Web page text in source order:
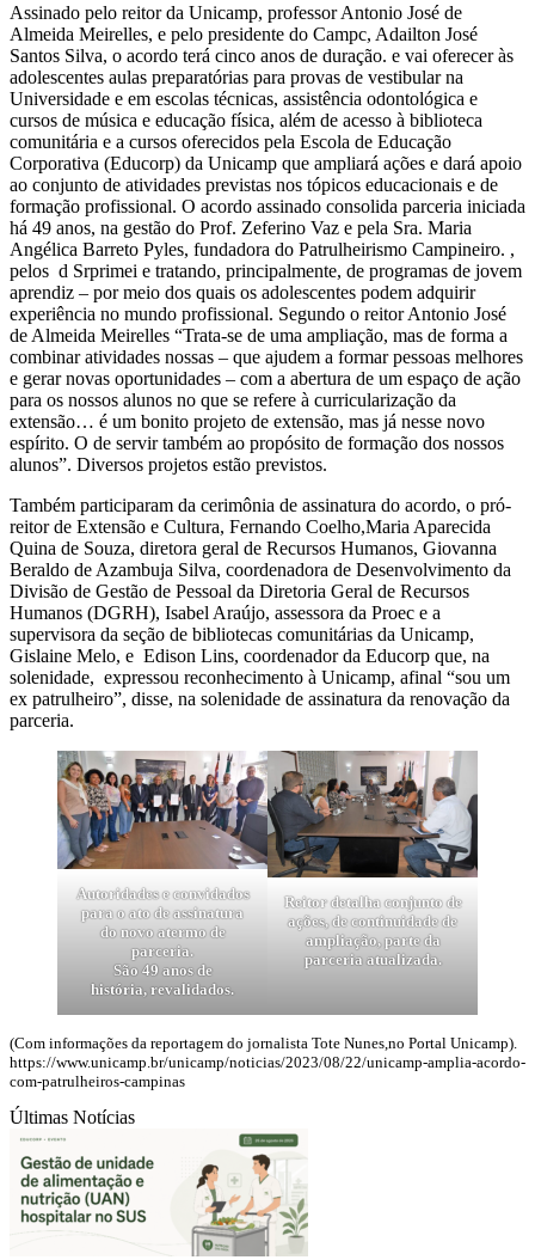
Assinado pelo reitor da Unicamp, professor Antonio José de
Almeida Meirelles, e pelo presidente do Campc, Adailton José
Santos Silva, o acordo terá cinco anos de duração. e vai oferecer às
adolescentes aulas preparatórias para provas de vestibular na
Universidade e em escolas técnicas, assistência odontológica e
cursos de música e educação física, além de acesso à biblioteca
comunitária e a cursos oferecidos pela Escola de Educação
Corporativa (Educorp) da Unicamp que ampliará ações e dará apoio
ao conjunto de atividades previstas nos tópicos educacionais e de
formação profissional. O acordo assinado consolida parceria iniciada
há 49 anos, na gestão do Prof. Zeferino Vaz e pela Sra. Maria
Angélica Barreto Pyles, fundadora do Patrulheirismo Campineiro. ,
pelos d Srprimei e tratando, principalmente, de programas de jovem
aprendiz – por meio dos quais os adolescentes podem adquirir
experiência no mundo profissional. Segundo o reitor Antonio José
de Almeida Meirelles “Trata-se de uma ampliação, mas de forma a
combinar atividades nossas – que ajudem a formar pessoas melhores
e gerar novas oportunidades – com a abertura de um espaço de ação
para os nossos alunos no que se refere à curricularização da
extensão… é um bonito projeto de extensão, mas já nesse novo
espírito. O de servir também ao propósito de formação dos nossos
alunos”. Diversos projetos estão previstos.
Também participaram da cerimônia de assinatura do acordo, o pró-
reitor de Extensão e Cultura, Fernando Coelho,Maria Aparecida
Quina de Souza, diretora geral de Recursos Humanos, Giovanna
Beraldo de Azambuja Silva, coordenadora de Desenvolvimento da
Divisão de Gestão de Pessoal da Diretoria Geral de Recursos
Humanos (DGRH), Isabel Araújo, assessora da Proec e a
supervisora da seção de bibliotecas comunitárias da Unicamp,
Gislaine Melo, e Edison Lins, coordenador da Educorp que, na
solenidade, expressou reconhecimento à Unicamp, afinal “sou um
ex patrulheiro”, disse, na solenidade de assinatura da renovação da
parceria.
Autoridades e convidados
para o ato de assinatura
do novo atermo de
parceria.
São 49 anos de
história, revalidados.
Reitor detalha conjunto de
ações, de continuidade de
ampliação, parte da
parceria atualizada.
(Com informações da reportagem do jornalista Tote Nunes,no Portal Unicamp).
https://www.unicamp.br/unicamp/noticias/2023/08/22/unicamp-amplia-acordo-
com-patrulheiros-campinas
Últimas Notícias